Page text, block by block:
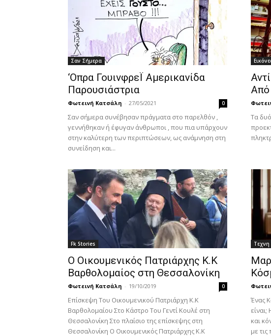
Σαν Σήμερα
‘Οπρα ΓουινφρεΪ Αμερικανίδα
Παρουσιάστρια
Φωτεινή Κατσάλη - 27/05/2021 0
Σαν σήμερα συνέβησαν πράγματα στο παρελθόν ,
γεννήθηκαν ή έφυγαν άνθρωποι , που πια υπάρχουν
στην καλύτερη των περιπτώσεων, ως ανάμνηση στη
συνείδηση και...
Τα
Fk Stories
Ο Οικουμενικός Πατριάρχης Κ.Κ
Βαρθολομαίος στη Θεσσαλονίκη
Φωτεινή Κατσάλη - 19/10/2019 0
Επίσκεψη Του Οικουμενικού Πατριάρχη Κ.Κ
Βαρθολομαίου Στο Κάστρο Του Γεντί Κουλέ στη
Θεσσαλονίκη Στο πλαίσιο της επίσκεψης στη
Θεσσαλονίκη Ο Οικουμενικός Πατριάρχης Κ.Κ
Τεχνη
Ένας
και
με